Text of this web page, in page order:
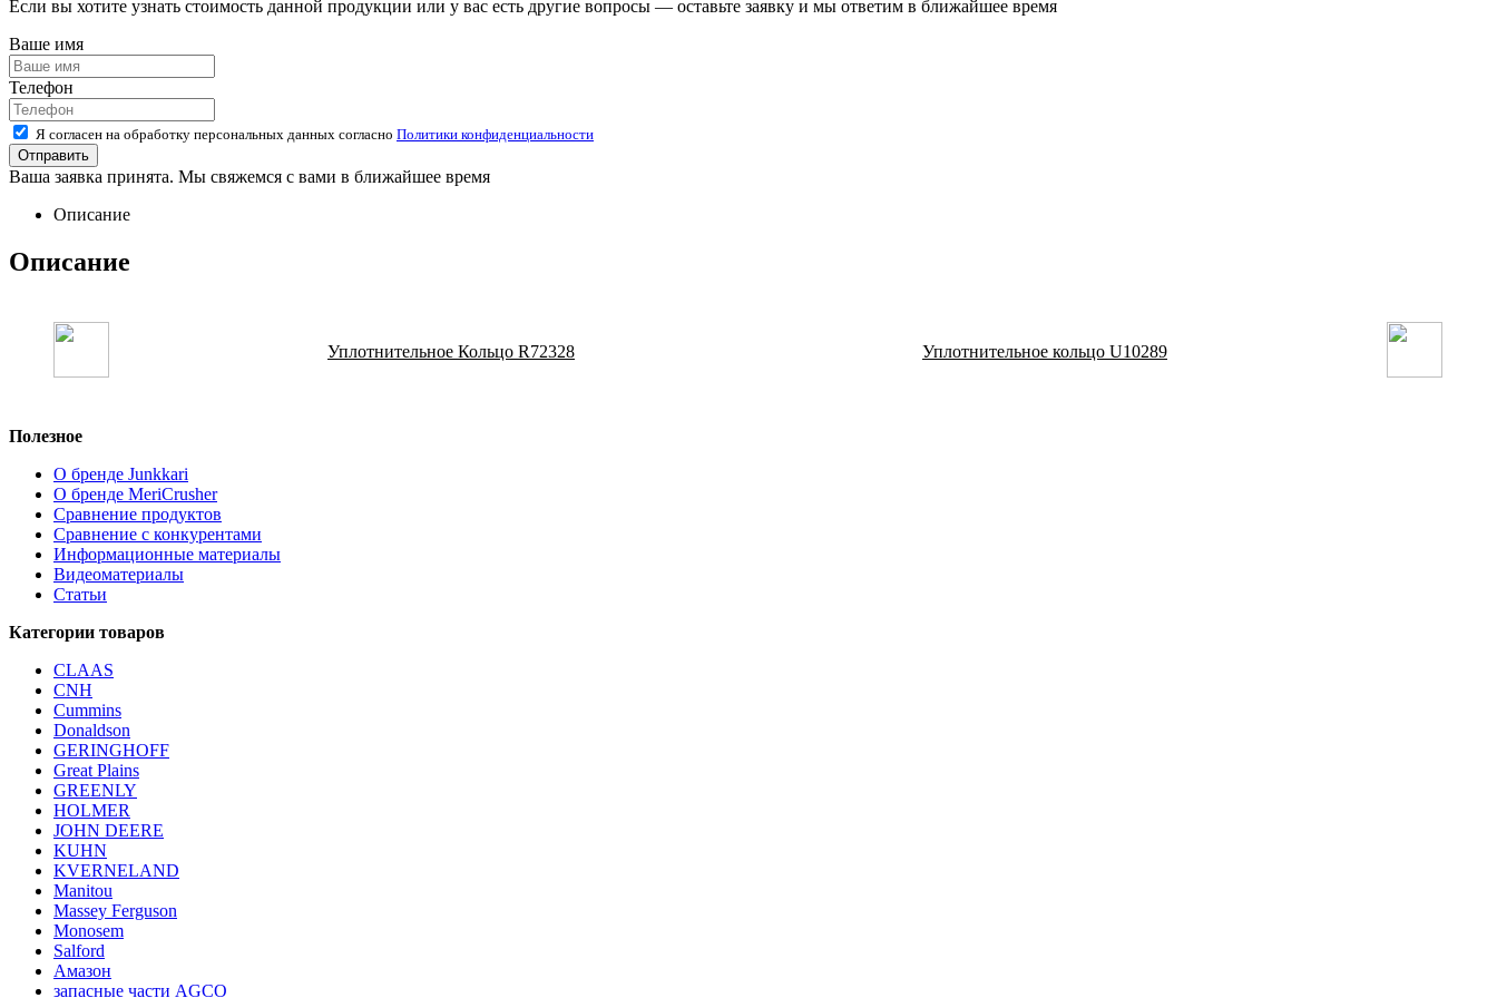
Если вы хотите узнать стоимость данной продукции или у вас есть другие вопросы — оставьте заявку и мы ответим в ближайшее время
Ваше имя
Телефон
Я согласен на обработку персональных данных согласно Политики конфиденциальности
Ваша заявка принята. Мы свяжемся с вами в ближайшее время
Описание
Описание
Уплотнительное Кольцо R72328 Уплотнительное кольцо U10289
Полезное
О бренде Junkkari
О бренде MeriCrusher
Сравнение продуктов
Сравнение с конкурентами
Информационные материалы
Видеоматериалы
Статьи
Категории товаров
CLAAS
CNH
Cummins
Donaldson
GERINGHOFF
Great Plains
GREENLY
HOLMER
JOHN DEERE
KUHN
KVERNELAND
Manitou
Massey Ferguson
Monosem
Salford
Амазон
запасные части AGCO